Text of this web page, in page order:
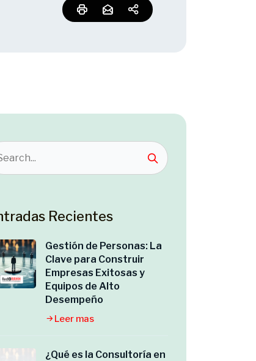
Recientes
Gestión de Personas: La
Clave para Construir
Empresas Exitosas y
Equipos de Alto
Desempeño
Leer mas
¿Qué es la Consultoría en